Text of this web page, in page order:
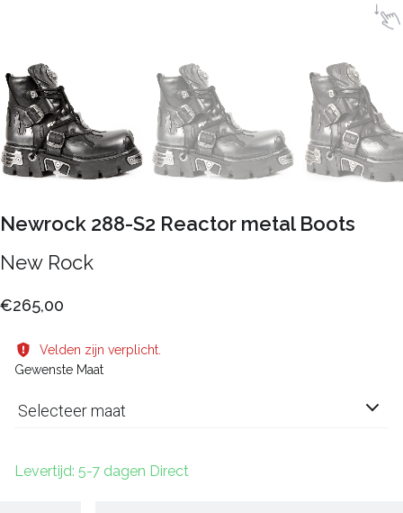
Newrock 288-S2 Reactor metal Boots
New Rock
€265,00
Velden zijn verplicht.
Gewenste Maat
Selecteer maat
Levertijd: 5-7 dagen Direct